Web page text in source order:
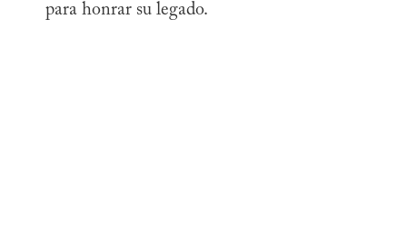
para honrar su legado.